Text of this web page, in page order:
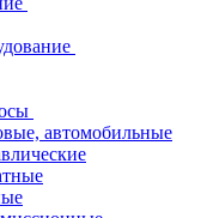
автомобильные